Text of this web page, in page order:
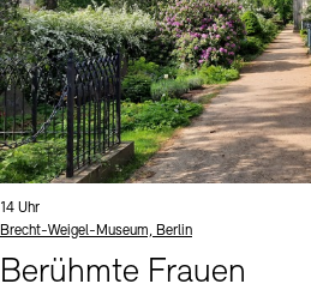
Uhrzeit:
14 Uhr
Standort
Brecht-Weigel-Museum, Berlin
Berühmte Frauen